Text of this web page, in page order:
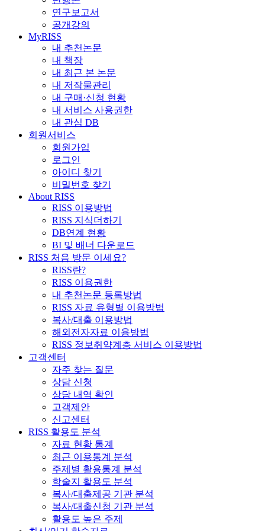
연구보고서
공개강의
MyRISS
내 추천논문
내 책장
내 최근 본 논문
내 저작물관리
내 구매·신청 현황
내 서비스 사용권한
내 관심 DB
회원서비스
회원가입
로그인
아이디 찾기
비밀번호 찾기
About RISS
RISS 이용방법
RISS 지식더하기
DB연계 현황
BI 및 배너 다운로드
RISS 처음 방문 이세요?
RISS란?
RISS 이용권한
내 추천논문 등록방법
RISS 자료 유형별 이용방법
복사/대출 이용방법
해외전자자료 이용방법
RISS 정보취약계층 서비스 이용방법
고객센터
자주 찾는 질문
상담 신청
상담 내역 확인
고객제안
신고센터
RISS 활용도 분석
자료 현황 통계
최근 이용통계 분석
주제별 활용통계 분석
학술지 활용도 분석
복사/대출제공 기관 분석
복사/대출신청 기관 분석
활용도 높은 주제